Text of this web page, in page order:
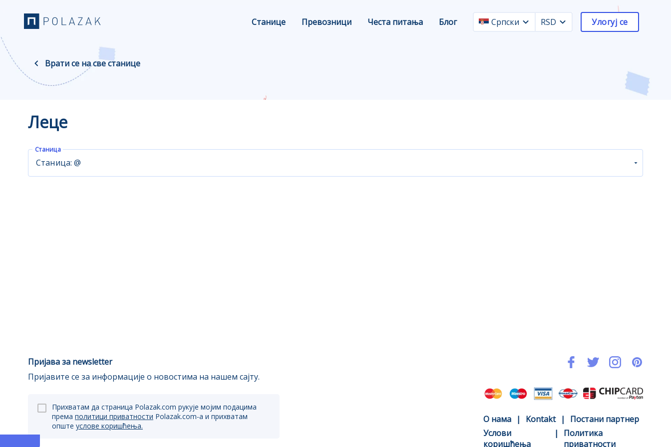
Станице Превозници Честа питања Блог Српски RSD Улогуј се
Врати се на све станице
Леце
Станица
Станица: @
Пријава за newsletter
Пријавите се за информације о новостима на нашем сајту.
Прихватам да страница Polazak.com рукује мојим подацима
према политици приватности Polazak.com-a и прихватам
опште услове коришћења.
O нама | Kontakt |
Постани партнер
Услови
коришћења
|
Политика
приватности